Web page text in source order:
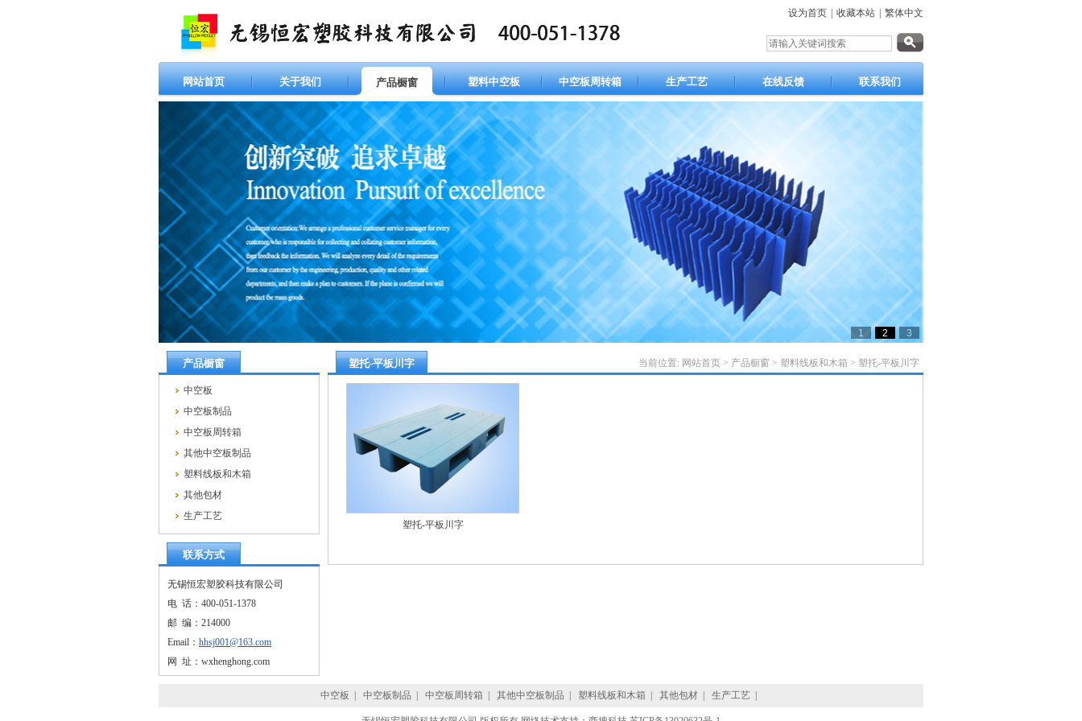
设为首页 收藏本站 繁体中文
网站首页 关于我们 产品橱窗 塑料中空板 中空板周转箱 生产工艺 在线反馈 联系我们
1 2 3
产品橱窗
中空板
中空板制品
中空板周转箱
其他中空板制品
塑料线板和木箱
其他包材
生产工艺
联系方式
无锡恒宏塑胶科技有限公司
电 话：400-051-1378
邮 编：214000
Email： hhsj001@163.com
网 址：wxhenghong.com
当前位置: 网站首页 > 产品橱窗 > 塑料线板和木箱 > 塑托-平板川字
塑托-平板川字
塑托-平板川字
中空板 中空板制品 中空板周转箱 其他中空板制品 塑料线板和木箱 其他包材 生产工艺